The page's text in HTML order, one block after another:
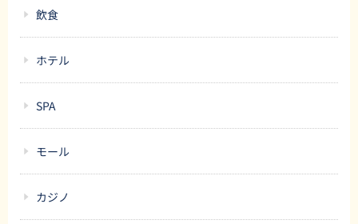
飲食
ホテル
SPA
モール
カジノ